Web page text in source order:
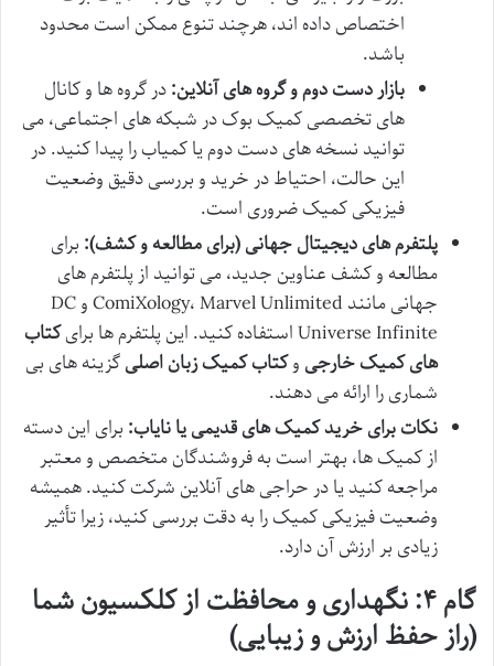
اختصاص داده اند، هرچند تنوع ممکن است محدود
باشد.
بازار دست دوم و گروه های آنلاین:در گروه ها و کانال
های تخصصی کمیک بوک در شبکه های اجتماعی، می
توانید نسخه های دست دوم یا کمیاب را پیدا کنید. در
این حالت، احتیاط در خرید و بررسی دقیق وضعیت
فیزیکی کمیک ضروری است.
پلتفرم های دیجیتال جهانی (برای مطالعه و کشف): برای
مطالعه و کشف عناوین جدید، می توانید از پلتفرم های
جهانی مانند ComiXology، Marvel Unlimited و DC
Universe Infinite استفاده کنید. این پلتفرم ها برای
کتاب
های کمیک خارجی وکتاب کمیک زبان اصلیگزینه های بی
شماری را ارائه می دهند.
نکات برای خرید کمیک های قدیمی یا نایاب: برای این دسته
از کمیک ها، بهتر است به فروشندگان متخصص و معتبر
مراجعه کنید یا در حراجی های آنلاین شرکت کنید. همیشه
وضعیت فیزیکی کمیک را به دقت بررسی کنید، زیرا تأثیر
زیادی بر ارزش آن دارد.
گام ۴: نگهداری و محافظت از کلکسیون شما
(راز حفظ ارزش و زیبایی)